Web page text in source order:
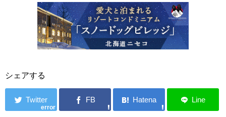
シェアする
error